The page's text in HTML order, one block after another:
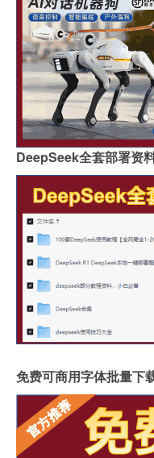
DeepSeek全套部署资
免费可商用字体批量下